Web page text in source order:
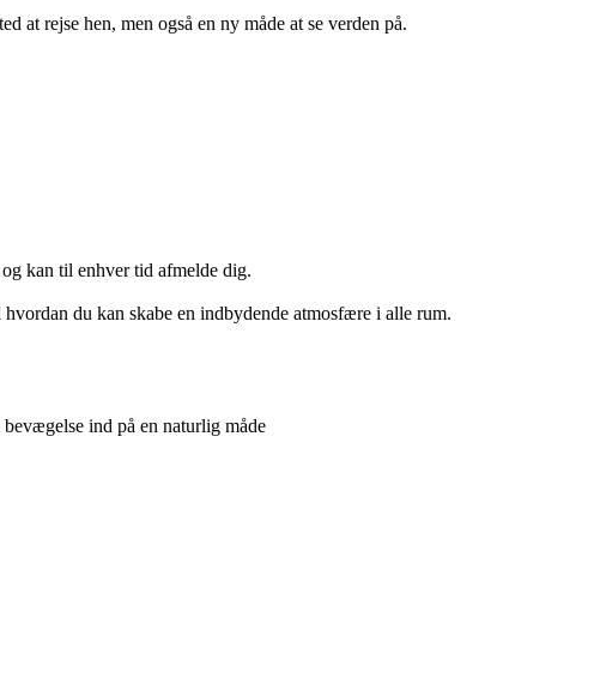
at rejse hen, men også en ny måde at se verden på.
kan til enhver tid afmelde dig.
du kan skabe en indbydende atmosfære i alle rum.
ind på en naturlig måde